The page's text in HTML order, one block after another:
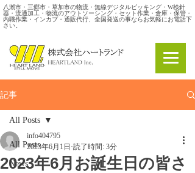
八潮市・三郷市・草加市の物流・無線デジタルピッキング・W検針
器・流通加工・物流のアウトソーシング・セット作業・倉庫・保管・
内職作業・インカプ・通販代行、全国発送の事ならお気軽にお電話下
さい。
記事
All Posts
News
All Posts
2023年6月お誕生日の皆さ
info404795
2023年6月1日 読了時間: 3分